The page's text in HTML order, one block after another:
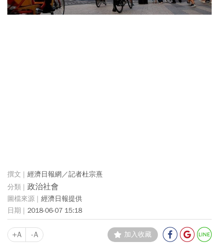
經濟日報網／記者杜宗熹
政治社會
經濟日報提供
2018-06-07 15:18
+A -A 加入收藏